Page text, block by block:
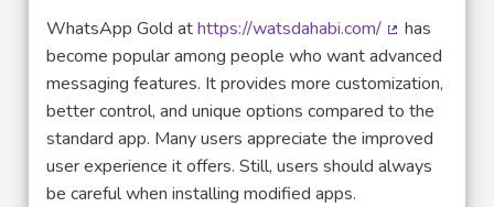
WhatsApp Gold athttps://watsdahabi.com/
(Lien externe)
has
become popular among people who want advanced
messaging features. It provides more customization,
better control, and unique options compared to the
standard app. Many users appreciate the improved
user experience it offers. Still, users should always
be careful when installing modified apps.